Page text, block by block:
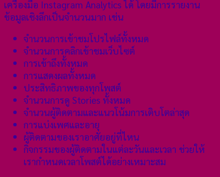
เครื่องมือ Instagram Analytics ได้ โดยมีการรายงาน
ข้อมูลเชิงลึกเป็นจำนวนมาก เช่น
จำนวนการเข้าชมโปรไฟล์ทั้งหมด
จำนวนการคลิกเข้าชมเว็บไซต์
การเข้าถึงทั้งหมด
การแสดงผลทั้งหมด
ประสิทธิภาพของทุกโพสต์
จำนวนการดู Stories ทั้งหมด
จำนวนผู้ติดตามและแนวโน้มการเติบโตล่าสุด
การแบ่งเพศและอายุ
ผู้ติดตามของเราอาศัยอยู่ที่ไหน
กิจกรรมของผู้ติดตามในแต่ละวันและเวลา ช่วยให้
เรากำหนดเวลาโพสต์ได้อย่างเหมาะสม